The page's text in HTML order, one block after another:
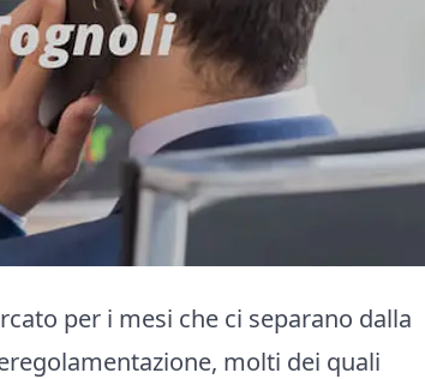
per i mesi che ci separano dalla
molti dei quali